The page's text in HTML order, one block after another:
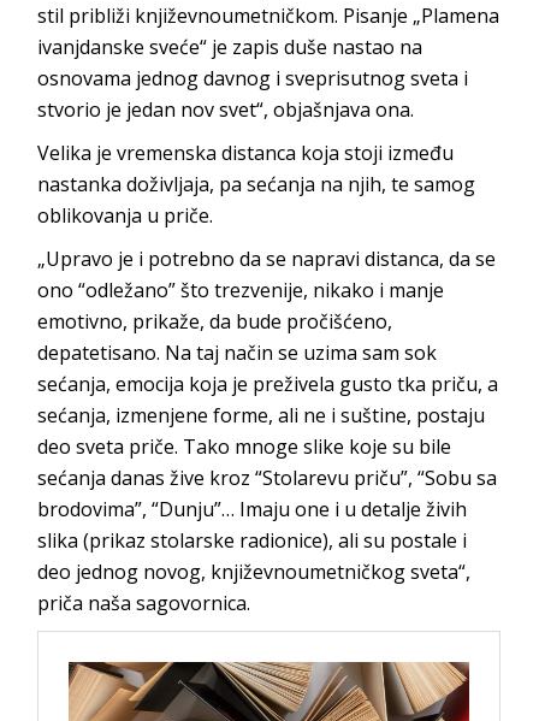
stil približi književnoumetničkom. Pisanje „Plamena
ivanjdanske sveće“ je zapis duše nastao na
osnovama jednog davnog i sveprisutnog sveta i
stvorio je jedan nov svet“, objašnjava ona.
Velika je vremenska distanca koja stoji između
nastanka doživljaja, pa sećanja na njih, te samog
oblikovanja u priče.
„Upravo je i potrebno da se napravi distanca, da se
ono “odležano” što trezvenije, nikako i manje
emotivno, prikaže, da bude pročišćeno,
depatetisano. Na taj način se uzima sam sok
sećanja, emocija koja je preživela gusto tka priču, a
sećanja, izmenjene forme, ali ne i suštine, postaju
deo sveta priče. Tako mnoge slike koje su bile
sećanja danas žive kroz “Stolarevu priču”, “Sobu sa
brodovima”, “Dunju”… Imaju one i u detalje živih
slika (prikaz stolarske radionice), ali su postale i
deo jednog novog, književnoumetničkog sveta“,
priča naša sagovornica.